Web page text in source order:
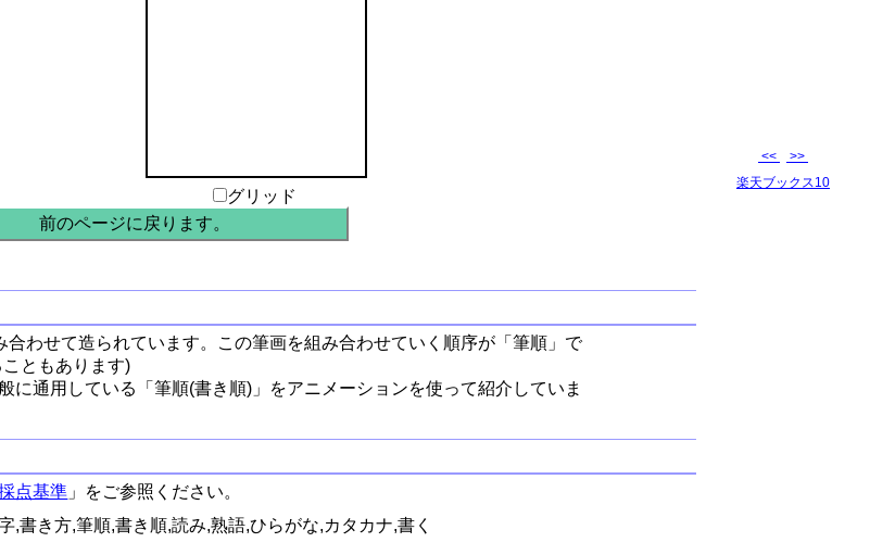
グリッド
前のページに戻ります。
合わせて造られています。この筆画を組み合わせていく順序が「筆順」で
ともあります)
に通用している「筆順(書き順)」をアニメーションを使って紹介していま
点基準 」をご参照ください。
,書き方,筆順,書き順,読み,熟語,ひらがな,カタカナ,書く
<<
>>
楽天ブックス10